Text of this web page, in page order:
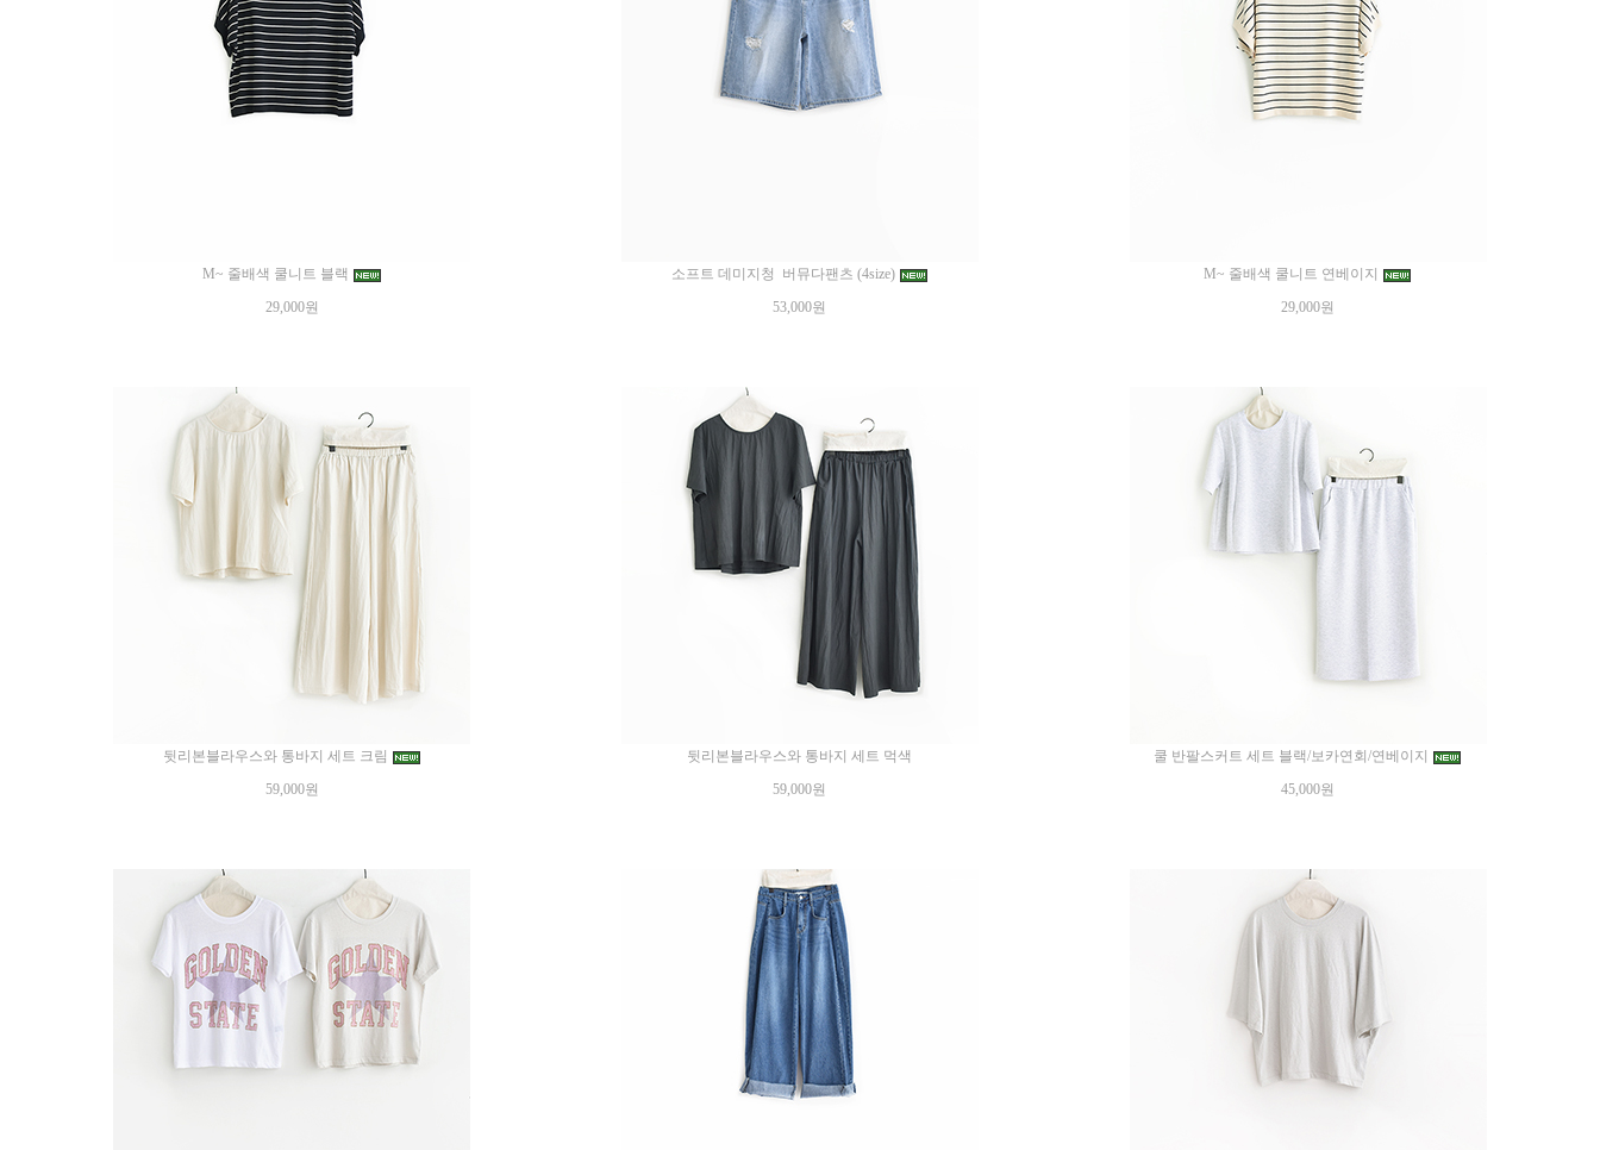
M~ 줄배색 쿨니트 블랙
29,000원
소프트 데미지청 버뮤다팬츠 (4size)
53,000원
M~ 줄배색 쿨니트 연베이지
29,000원
뒷리본블라우스와 통바지 세트 크림
59,000원
뒷리본블라우스와 통바지 세트 먹색
59,000원
쿨 반팔스커트 세트 블랙/보카연회/연베이지
45,000원